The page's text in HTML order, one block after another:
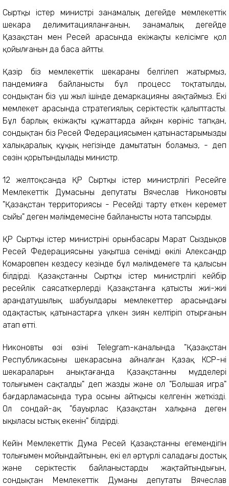
Сыртқы істер министрі заңнамалық деңгейде мемлекеттік
шекара делимитацияланғанын, заңнамалық деңгейде
Қазақстан мен Ресей арасында екіжақты келісімге қол
қойылғанын да баса айтты.
Қазір біз мемлекеттік шекараны белгілеп жатырмыз,
пандемияға байланысты бұл процесс тоқтатылды,
сондықтан біз үш жыл ішінде демаркацияны аяқтаймыз. Екі
мемлекет арасында стратегиялық серіктестік қалыптасты.
Бұл барлық екіжақты құжаттарда айқын көрініс тапқан,
сондықтан біз Ресей Федерациясымен қатынастарымызды
халықаралық құқық негізінде дамытатын боламыз, - деп
сөзін қорытындылады министр.
12 желтоқсанда ҚР Сыртқы істер министрлігі Ресейге
Мемлекеттік Думасының депутаты Вячеслав Никоновтың
"Қазақстан территориясы - Ресейдің тарту еткен керемет
сыйы" деген мәлімдемесіне байланысты нота тапсырды.
ҚР Сыртқы істер министрінің орынбасары Марат Сыздықов
Ресей Федерациясының уақытша сенімді өкілі Александр
Комаровпен кездесу кезінде бұл мәлімдемеге таң қалысын
білдірді. Қазақстанның Сыртқы істер министрлігі кейбір
ресейлік саясаткерлердің Қазақстанға қатысты жиі-жиі
арандатушылық шабуылдары мемлекеттер арасындағы
одақтастық қатынастарға үлкен зиян келтіріп отырғанын
атап өтті.
Никоновтың өзі өзінің Telegram-каналында "Қазақстан
Республикасының шекарасына айналған Қазақ КСР-нің
шекараларын анықтағанда Қазақстанның мүдделері
толығымен сақталды" деп жазды және ол "Большая игра"
бағдарламасында тура осыны айтқысы келгенін жеткізді.
Ол сондай-ақ "бауырлас Қазақстан халқына деген
ықыласы ыстық екенін" білдірді.
Кейін Мемлекеттік Дума Ресей Қазақстанның егемендігін
толығымен мойындайтынын, екі ел әртүрлі саладағы достық
және серіктестік байланыстарды жақтайтындығын,
сондықтан Мемлекеттік Думаның депутаты Вячеслав